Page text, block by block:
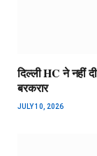
दिल्ली HC ने नहीं
बरकरार
JULY 10, 2026